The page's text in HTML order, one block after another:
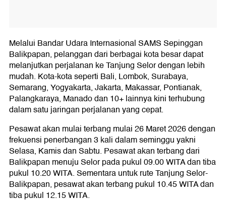
Melalui Bandar Udara Internasional SAMS Sepinggan
Balikpapan, pelanggan dari berbagai kota besar dapat
melanjutkan perjalanan ke Tanjung Selor dengan lebih
mudah. Kota-kota seperti Bali, Lombok, Surabaya,
Semarang, Yogyakarta, Jakarta, Makassar, Pontianak,
Palangkaraya, Manado dan 10+ lainnya kini terhubung
dalam satu jaringan perjalanan yang cepat.
Pesawat akan mulai terbang mulai 26 Maret 2026 dengan
frekuensi penerbangan 3 kali dalam seminggu yakni
Selasa, Kamis dan Sabtu. Pesawat akan terbang dari
Balikpapan menuju Selor pada pukul 09.00 WITA dan tiba
pukul 10.20 WITA. Sementara untuk rute Tanjung Selor-
Balikpapan, pesawat akan terbang pukul 10.45 WITA dan
tiba pukul 12.15 WITA.